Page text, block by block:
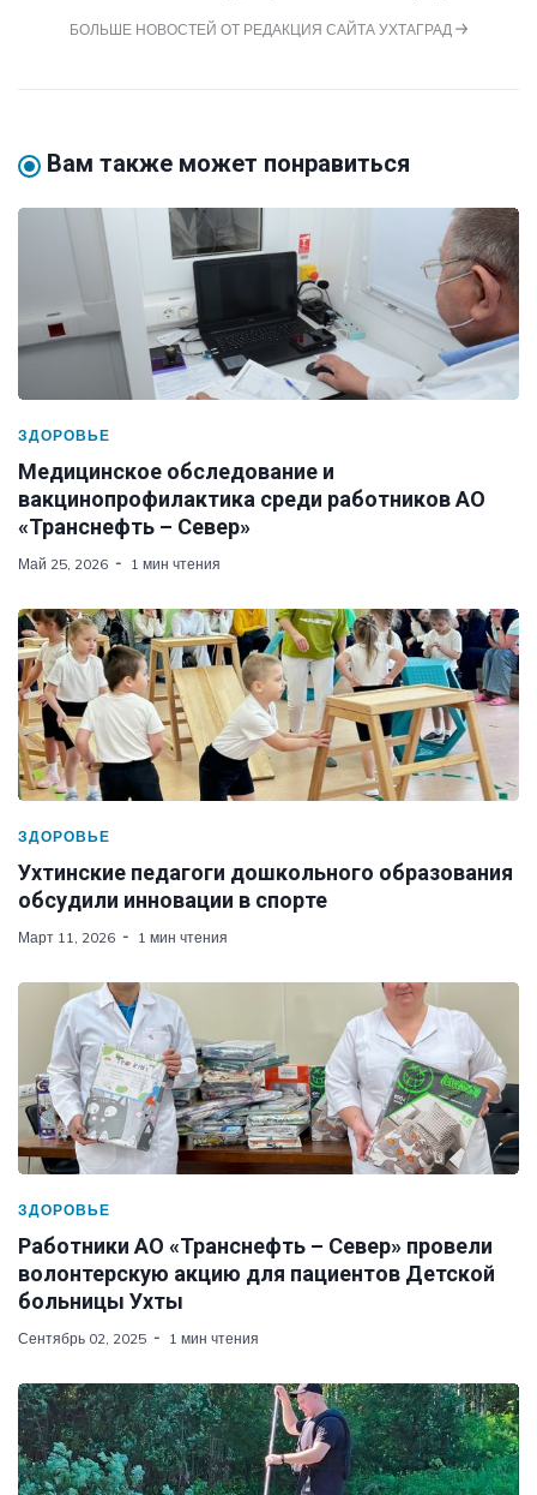
БОЛЬШЕ НОВОСТЕЙ ОТ РЕДАКЦИЯ САЙТА УХТАГРАД
Вам также может понравиться
ЗДОРОВЬЕ
Медицинское обследование и
вакцинопрофилактика среди работников АО
«Транснефть – Север»
Май 25, 2026 1 мин чтения
ЗДОРОВЬЕ
Ухтинские педагоги дошкольного образования
обсудили инновации в спорте
Март 11, 2026 1 мин чтения
ЗДОРОВЬЕ
Работники АО «Транснефть – Север» провели
волонтерскую акцию для пациентов Детской
больницы Ухты
Сентябрь 02, 2025 1 мин чтения